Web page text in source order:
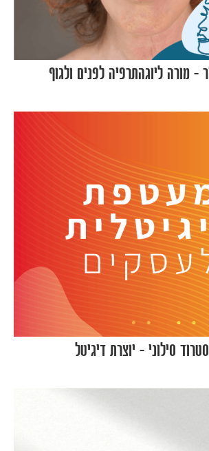
– מורה ליוגהתרפיה לפנים ולגוף
סילוני – יוצרת דיגיטל